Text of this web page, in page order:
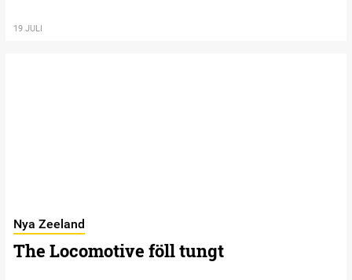
19 JULI
Nya Zeeland
The Locomotive föll tungt